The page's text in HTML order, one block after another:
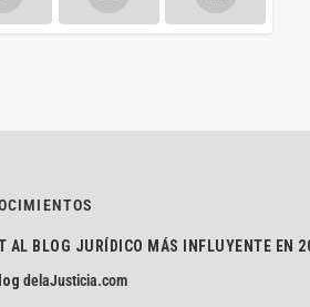
AL BLOG JURÍDICO MÁS INFLUYENTE EN
delaJusticia.com